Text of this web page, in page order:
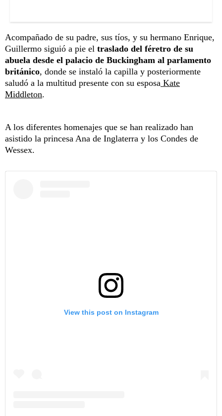
Acompañado de su padre, sus tíos, y su hermano Enrique,
Guillermo siguió a pie el traslado del féretro de su
abuela desde el palacio de Buckingham al parlamento
británico, donde se instaló la capilla y posteriormente
saludó a la multitud presente con su esposa Kate
Middleton.
A los diferentes homenajes que se han realizado han
asistido la princesa Ana de Inglaterra y los Condes de
Wessex.
View this post on Instagram